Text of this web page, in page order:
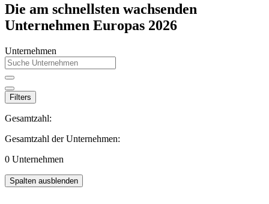
Die am schnellsten wachsenden
Unternehmen Europas 2026
Unternehmen
Filters
Gesamtzahl:
Gesamtzahl der Unternehmen:
0 Unternehmen
Spalten ausblenden